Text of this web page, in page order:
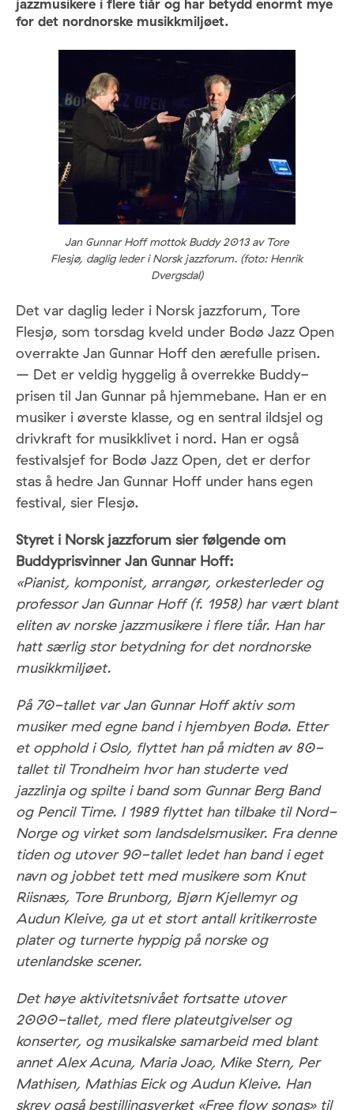
jazzmusikere i flere tiår og har betydd enormt mye
for det nordnorske musikkmiljøet.
Jan Gunnar Hoff mottok Buddy 2013 av Tore
Flesjø, daglig leder i Norsk jazzforum. (foto: Henrik
Dvergsdal)
Det var daglig leder i Norsk jazzforum, Tore
Flesjø, som torsdag kveld under Bodø Jazz Open
overrakte Jan Gunnar Hoff den ærefulle prisen.
– Det er veldig hyggelig å overrekke Buddy-
prisen til Jan Gunnar på hjemmebane. Han er en
musiker i øverste klasse, og en sentral ildsjel og
drivkraft for musikklivet i nord. Han er også
festivalsjef for Bodø Jazz Open, det er derfor
stas å hedre Jan Gunnar Hoff under hans egen
festival, sier Flesjø.
Styret i Norsk jazzforum sier følgende om
Buddyprisvinner Jan Gunnar Hoff:
«Pianist, komponist, arrangør, orkesterleder og
professor Jan Gunnar Hoff (f. 1958) har vært blant
eliten av norske jazzmusikere i flere tiår. Han har
hatt særlig stor betydning for det nordnorske
musikkmiljøet.
På 70-tallet var Jan Gunnar Hoff aktiv som
musiker med egne band i hjembyen Bodø. Etter
et opphold i Oslo, flyttet han på midten av 80-
tallet til Trondheim hvor han studerte ved
jazzlinja og spilte i band som Gunnar Berg Band
og Pencil Time. I 1989 flyttet han tilbake til Nord-
Norge og virket som landsdelsmusiker. Fra denne
tiden og utover 90-tallet ledet han band i eget
navn og jobbet tett med musikere som Knut
Riisnæs, Tore Brunborg, Bjørn Kjellemyr og
Audun Kleive, ga ut et stort antall kritikerroste
plater og turnerte hyppig på norske og
utenlandske scener.
Det høye aktivitetsnivået fortsatte utover
2000-tallet, med flere plateutgivelser og
konserter, og musikalske samarbeid med blant
annet Alex Acuna, Maria Joao, Mike Stern, Per
Mathisen, Mathias Eick og Audun Kleive. Han
skrev også bestillingsverket «Free flow songs» til